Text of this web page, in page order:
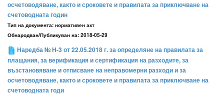
осчетоводяване, както и сроковете и правилата за приключване на
счетоводната годин
Тип на документа: нормативен акт
Обнародван/Публикуван на: 2018-05-29
Наредба № Н-3 от 22.05.2018 г. за определяне на правилата за
плащания, за верификация и сертификация на разходите, за
възстановяване и отписване на неправомерни разходи и за
осчетоводяване, както и сроковете и правилата за приключване на
счетоводната годи